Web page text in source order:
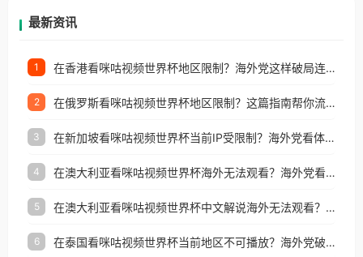
最新资讯
1 在香港看咪咕视频世界杯地区限制？海外党这样破局连看7天不卡顿！
2 在俄罗斯看咪咕视频世界杯地区限制？这篇指南帮你流畅看中文解说赛事
3 在新加坡看咪咕视频世界杯当前IP受限制？海外党看体育赛事的终极破局指南
4 在澳大利亚看咪咕视频世界杯海外无法观看？海外党看国内体育直播的终极解法
5 在澳大利亚看咪咕视频世界杯中文解说海外无法观看？这篇指南帮你搞定所有体育直播难题
6 在泰国看咪咕视频世界杯当前地区不可播放？海外党破局看中文解说赛事指南